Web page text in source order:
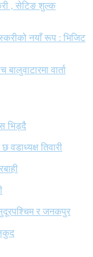
, सेटिङ शुल्क
नयाँ रूप : भिजिट
वार्ता
भिड्दै
तिवारी
र जनकपुर